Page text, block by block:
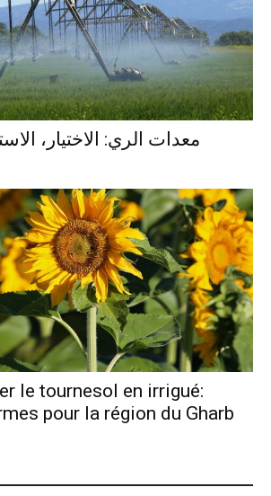
معدات الري: الاختيار،
le tournesol en irrigué:
pour la région du Gharb